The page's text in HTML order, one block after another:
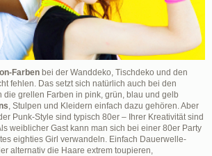
Farben bei der Wanddeko, Tischdeko und den
fehlen. Das setzt sich natürlich auch bei den
die grellen Farben in pink, grün, blau und gelb
, Stulpen und Kleidern einfach dazu gehören. Aber
Punk-Style sind typisch 80er – Ihrer Kreativität sind
weiblicher Gast kann man sich bei einer 80er Party
eighties Girl verwandeln. Einfach Dauerwelle-
alternativ die Haare extrem toupieren,